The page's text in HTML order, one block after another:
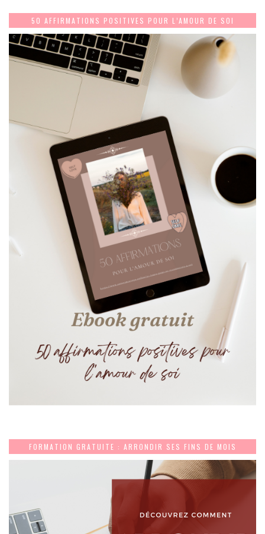
50 AFFIRMATIONS POSITIVES POUR L’AMOUR DE SOI
FORMATION GRATUITE : ARRONDIR SES FINS DE MOIS